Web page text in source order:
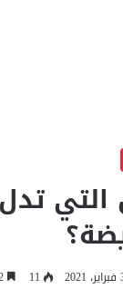
التي
2021
11